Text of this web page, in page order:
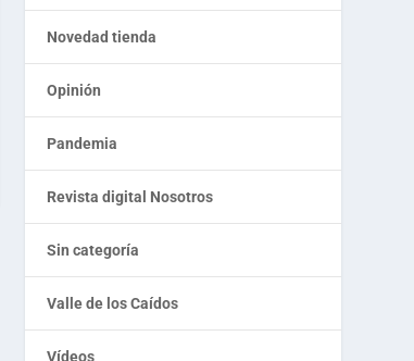
Novedad tienda
Opinión
Pandemia
Revista digital Nosotros
Sin categoría
Valle de los Caídos
Vídeos